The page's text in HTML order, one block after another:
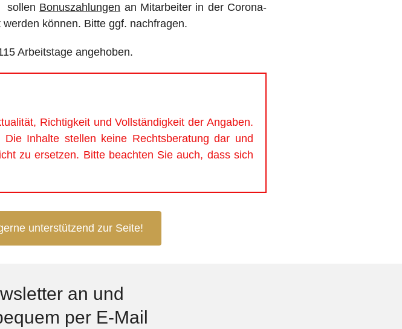
sollen Bonuszahlungen an Mitarbeiter in der Corona-
werden können. Bitte ggf. nachfragen.
Arbeitstage angehoben.
Richtigkeit und Vollständigkeit der Angaben.
Inhalte stellen keine Rechtsberatung dar und
zu ersetzen. Bitte beachten Sie auch, dass sich
unterstützend zur Seite!
an und
per E-Mail